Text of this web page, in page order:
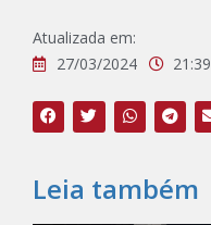
Atualizada em:
27/03/2024
21:39
Leia também